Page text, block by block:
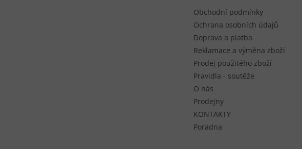
Obchodní podmínky
Ochrana osobních údajů
Doprava a platba
Reklamace a výměna zboží
Prodej použitého zboží
Pravidla - soutěže
O nás
Prodejny
KONTAKTY
Poradna